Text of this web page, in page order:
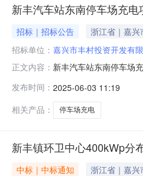
新丰汽车站东南停车场充
招标｜招标公告 浙江省｜嘉兴
招标单位： 嘉兴市丰村投资开发有
正文内容： 新丰汽车站东南停车场
标项目概况（内容、用
充电站四、投标人资格
发布时间： 2025-06-03 11:19
相关产品：
停车场充电
新丰镇环卫中心400kWp分
中标｜中标通知 浙江省｜嘉兴